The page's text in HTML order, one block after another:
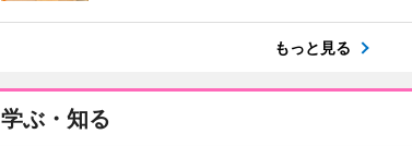
もっと見る
学ぶ・知る